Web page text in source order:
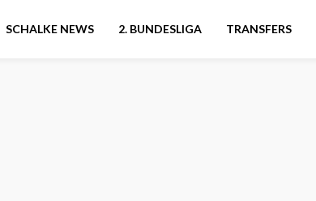
SCHALKE NEWS 2. BUNDESLIGA TRANSFERS